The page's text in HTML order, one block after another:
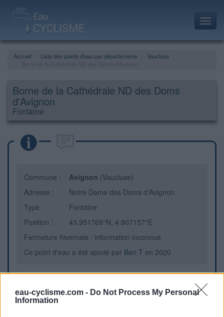
eau-cyclisme.com - Do Not Process My Personal
Information
Accueil Liste des points d'eau par départements
Vaucluse
Borne de la Cathédrale ND des Doms
d'Avignon
Fontaine
Commune : Avignon (Vaucluse)
Adresse :
Notre Dame des Doms d'Avignon
Type :
Fontaine
Position :
43.951769°N, 4.807157°E
Fermeture hivernale : information inconnue
Ce point d'eau a été ajouté par Ben T en 2020
Informations complémentaires